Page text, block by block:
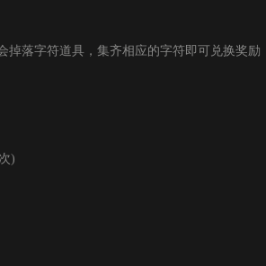
掉落字符道具，集齐相应的字符即可兑换奖励
)